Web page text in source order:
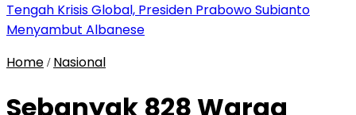
Tengah Krisis Global, Presiden Prabowo Subianto
Menyambut Albanese
Home / Nasional
Sebanyak 828 Warga